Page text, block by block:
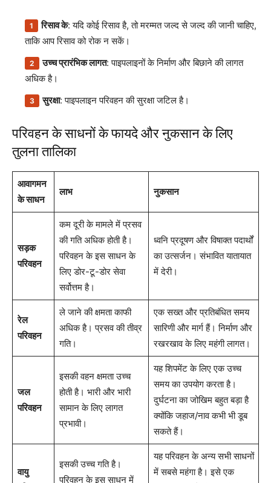
रिसाव के: यदि कोई रिसाव है, तो मरम्मत जल्द से जल्द की जानी चाहिए,
ताकि आप रिसाव को रोक न सकें।
उच्च प्रारंभिक लागत: पाइपलाइनों के निर्माण और बिछाने की लागत
अधिक है।
सुरक्षा: पाइपलाइन परिवहन की सुरक्षा जटिल है।
परिवहन के साधनों के फायदे और नुकसान के लिए
तुलना तालिका
आवागमन
के साधन
लाभ नुकसान
सड़क
परिवहन
कम दूरी के मामले में प्रसव
की गति अधिक होती है।
परिवहन के इस साधन के
लिए डोर-टू-डोर सेवा
सर्वोत्तम है।
ध्वनि प्रदूषण और विषाक्त पदार्थों
का उत्सर्जन। संभावित यातायात
में देरी।
रेल
परिवहन
ले जाने की क्षमता काफी
अधिक है। प्रसव की तीव्र
गति।
एक सख्त और प्रतिबंधित समय
सारिणी और मार्ग हैं। निर्माण और
रखरखाव के लिए महंगी लागत।
जल
परिवहन
इसकी वहन क्षमता उच्च
होती है। भारी और भारी
सामान के लिए लागत
प्रभावी।
यह शिपमेंट के लिए एक उच्च
समय का उपयोग करता है।
दुर्घटना का जोखिम बहुत बड़ा है
क्योंकि जहाज/नाव कभी भी डूब
सकते हैं।
वायु
इसकी उच्च गति है।
परिवहन के इस साधन में
यह परिवहन के अन्य सभी साधनों
में सबसे महंगा है। इसे एक